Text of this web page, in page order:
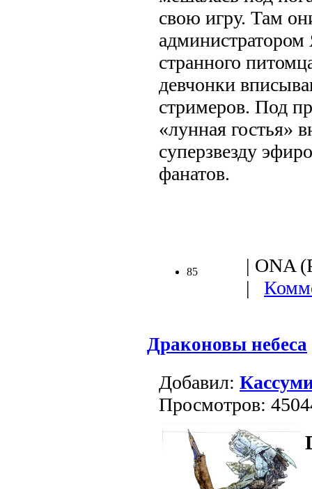
свою игру. Там
администратором
странного
девчонки
стримеров. Под
«лунная гостья»
суперзвезду
фанатов.
85
| ONA
|
Драконовы небеса
Добавил:
Просмотров: